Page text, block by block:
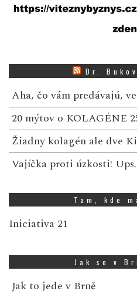
Dr.
Aha, čo vám predávajú,
20 mýtov o KOLAGÉNE
Žiadny kolagén ale dve
Vajíčka proti úzkosti!
Tam, kde
Iniciativa 21
Jak se v
Jak to jede v Brně